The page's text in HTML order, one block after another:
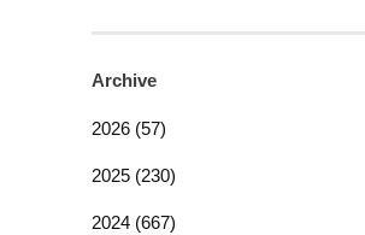
Archive
2026 (57)
2025 (230)
2024 (667)